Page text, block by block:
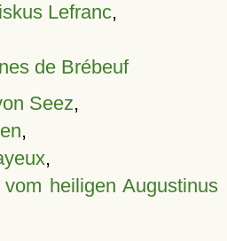
Lefranc,
de Brébeuf
Seez,
,
,
heiligen Augustinus